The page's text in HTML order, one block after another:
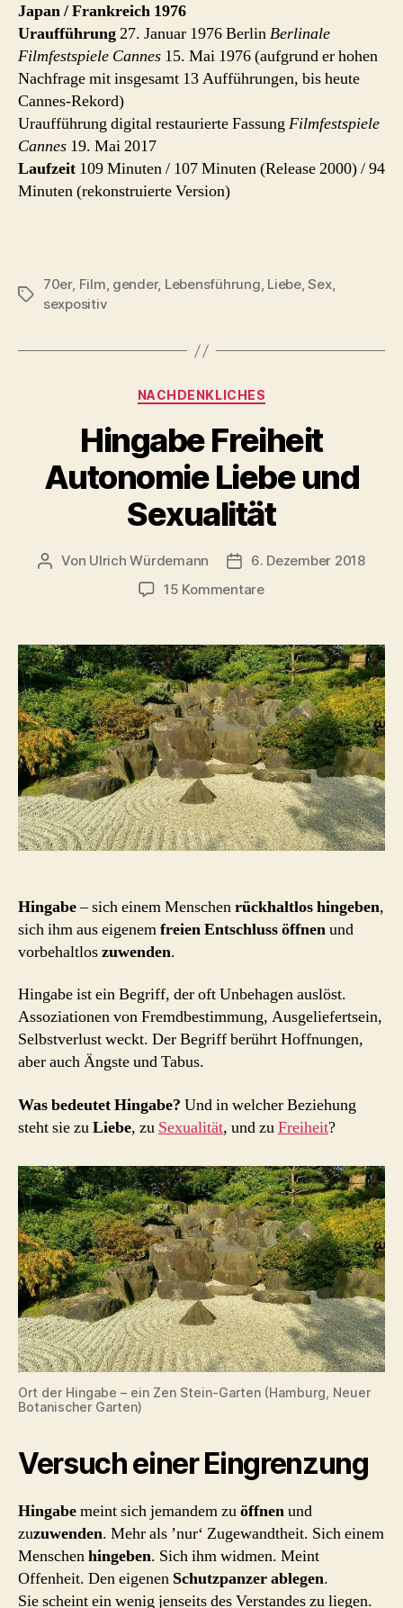
Japan / Frankreich 1976
Uraufführung27. Januar 1976 BerlinBerlinale
Filmfestspiele Cannes 15. Mai 1976 (aufgrund er hohen
Nachfrage mit insgesamt 13 Aufführungen, bis heute
Cannes-Rekord)
Uraufführung digital restaurierte FassungFilmfestspiele
Cannes 19. Mai 2017
Laufzeit 109 Minuten / 107 Minuten (Release 2000) / 94
Minuten (rekonstruierte Version)
Schlagwörter
70er, Film, gender, Lebensführung, Liebe,Sex,
sexpositiv
Kategorien
NACHDENKLICHES
Hingabe Freiheit
Autonomie Liebe und
Sexualität
Beitragsautor
Von Ulrich Würdemann Beitragsdatum
6. Dezember 2018
15 Kommentarezu
Autonomie
Liebe
und
Sexualität
Hingabe– sich einem Menschenrückhaltlos hingeben,
sich ihm aus eigenemfreien Entschlussöffnenund
vorbehaltloszuwenden.
Hingabe ist ein Begriff, der oft Unbehagen auslöst.
Assoziationen von Fremdbestimmung, Ausgeliefertsein,
Selbstverlust weckt. Der Begriff berührt Hoffnungen,
aber auch Ängste und Tabus.
Was bedeutet Hingabe? Und in welcher Beziehung
steht sie zuLiebe, zu Sexualität, und zuFreiheit?
Ort der Hingabe – ein Zen Stein-Garten (Hamburg, Neuer
Botanischer Garten)
Versuch einer Eingrenzung
Hingabemeint sich jemandem zuöffnenund
zuzuwenden. Mehr als ’nur‘ Zugewandtheit. Sich einem
Menschenhingeben. Sich ihm widmen. Meint
Offenheit. Den eigenen Schutzpanzer ablegen.
Sie scheint ein wenig jenseits des Verstandes zu liegen.